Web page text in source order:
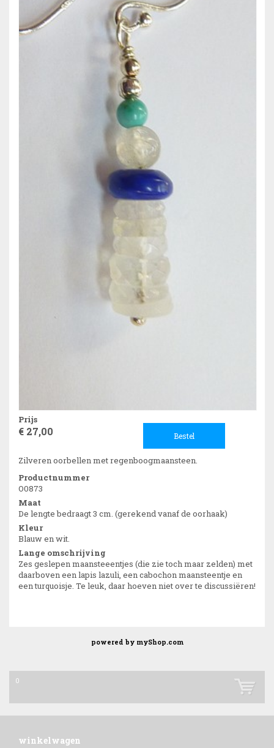
Prijs
€ 27,00 Bestel
Zilveren oorbellen met regenboogmaansteen.
Productnummer
O0873
Maat
De lengte bedraagt 3 cm. (gerekend vanaf de oorhaak)
Kleur
Blauw en wit.
Lange omschrijving
Zes geslepen maansteeentjes (die zie toch maar zelden) met
daarboven een lapis lazuli, een cabochon maansteentje en
een turquoisje. Te leuk, daar hoeven niet over te discussiëren!
powered by myShop.com
0
winkelwagen